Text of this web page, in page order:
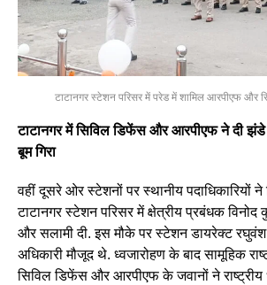
टाटानगर स्टेशन परिसर में परेड में शामिल आरपीएफ और
टाटानगर में सिविल डिफेंस और आरपीएफ ने दी
बूम गिरा
वहीं दूसरे ओर स्टेशनों पर स्थानीय पदाधिकारियों ने
टाटानगर स्टेशन परिसर में क्षेत्रीय प्रबंधक विनोद
और सलामी दी. इस मौके पर स्टेशन डायरेक्ट
अधिकारी मौजूद थे. ध्वजारोहण के बाद सामूहिक
सिविल डिफेंस और आरपीएफ के जवानों ने राष्ट्रीय